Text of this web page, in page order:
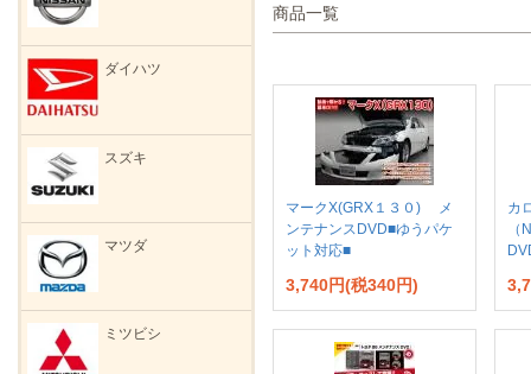
商品一覧
マークX(GRX１３０) メ
ンテナンスDVD■ゆうパケ
ット対応■
3,740円(税340円)
カ
ダイハツ
スズキ
マツダ
ミツビシ